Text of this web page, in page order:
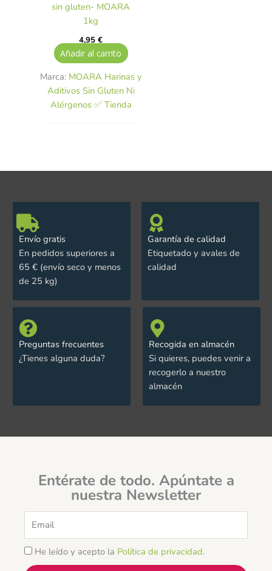
sin gluten- MOARA
1kg
4,95€
Añadir al carrito
Marca: MOARA Harinas y
Aditivos Sin Gluten Ni
Alérgenos ✅ Tienda
Envío gratis
En pedidos superiores a
65 € (envío seco y menos
de 25 kg)
Garantía de calidad
Etiquetado y avales de
calidad
Preguntas frecuentes
¿Tienes alguna duda?
Recogida en almacén
Si quieres, puedes venir a
recogerlo a nuestro
almacén
Entérate de todo. Apúntate a
nuestra Newsletter
He leído y acepto la Política de privacidad.